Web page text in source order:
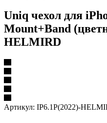
Uniq чехол для
Mount+Band
HELMIRD
Артикул: IP6.1P(2022)-